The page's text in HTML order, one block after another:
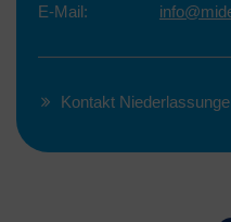
E-Mail:
info@
Kontakt